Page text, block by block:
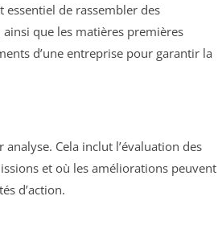
essentiel de rassembler des
que les matières premières
d’une entreprise pour garantir la
Cela inclut l’évaluation des
et où les améliorations peuvent
d’action.